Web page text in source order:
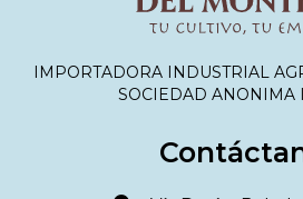
IMPORTADORA INDUSTRIAL
SOCIEDAD ANONIMA